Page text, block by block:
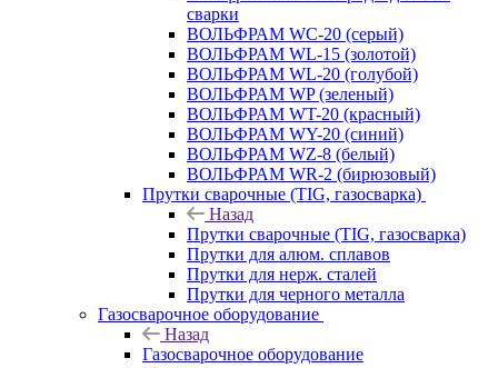
сварки
ВОЛЬФРАМ WC-20 (серый)
ВОЛЬФРАМ WL-15 (золотой)
ВОЛЬФРАМ WL-20 (голубой)
ВОЛЬФРАМ WP (зеленый)
ВОЛЬФРАМ WT-20 (красный)
ВОЛЬФРАМ WY-20 (синий)
ВОЛЬФРАМ WZ-8 (белый)
ВОЛЬФРАМ WR-2 (бирюзовый)
Прутки сварочные (TIG, газосварка)
Назад
Прутки сварочные (TIG, газосварка)
Прутки для алюм. сплавов
Прутки для нерж. сталей
Прутки для черного металла
Газосварочное оборудование
Назад
Газосварочное оборудование